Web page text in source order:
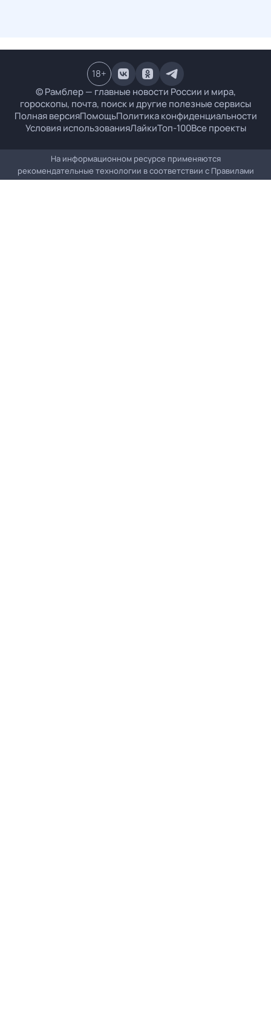
© Рамблер — главные новости России и мира,
гороскопы, почта, поиск и другие полезные сервисы
Полная версияПомощьПолитика конфиденциальности
Условия использованияЛайкиТоп-100Все проекты
18+
На информационном ресурсе применяются
рекомендательные технологии в соответствии с Правилами